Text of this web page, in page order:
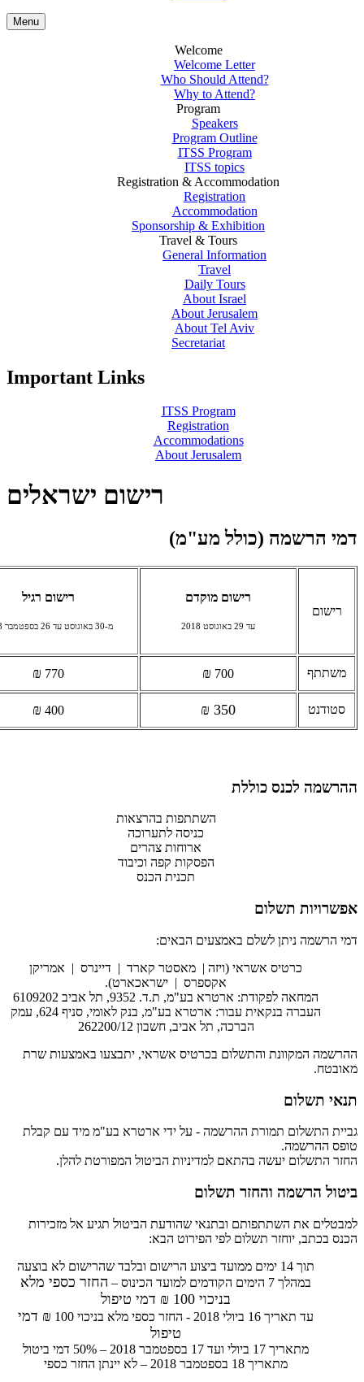
Menu
Welcome
Welcome Letter
Who Should Attend?
Why to Attend?
Program
Speakers
Program Outline
ITSS Program
ITSS topics
Registration & Accommodation
Registration
Accommodation
Sponsorship & Exhibition
Travel & Tours
General Information
Travel
Daily Tours
About Israel
About Jerusalem
About Tel Aviv
Secretariat
Important Links
ITSS Program
Registration
Accommodations
About Jerusalem
רישום ישראלים
דמי הרשמה (כולל מע"מ)
רישום
רישום מוקדם
עד 29 באוגוסט 2018
רישום רגיל
מ-30 באוגוסט עד 26 בספטמבר 2018
משתתף 700
₪
770
₪
סטודנט 350 ₪
400
₪
ההרשמה לכנס כוללת
השתתפות בהרצאות
כניסה לתערוכה
ארוחות צהרים
הפסקות קפה וכיבוד
תכנית הכנס
אפשרויות תשלום
דמי הרשמה ניתן לשלם באמצעים הבאים:
כרטיס אשראי (ויזה | מאסטר קארד | דיינרס | אמריקן
אקספרס | ישראכארט).
המחאה לפקודת: ארטרא בע"מ, ת.ד. 9352, תל אביב 6109202
העברה בנקאית עבור: ארטרא בע"מ, בנק לאומי, סניף 624, עמק
הברכה, תל אביב, חשבון 262200/12
ההרשמה המקוונת והתשלום בכרטיס אשראי, יתבצעו באמצעות שרת
מאובטח.
תנאי תשלום
גביית התשלום תמורת ההרשמה - על ידי ארטרא בע"מ מיד עם קבלת
טופס ההרשמה.
החזר התשלום יעשה בהתאם למדיניות הביטול המפורטת להלן.
ביטול הרשמה והחזר תשלום
למבטלים את השתתפותם ובתנאי שהודעת הביטול תגיע אל מזכירות
הכנס בכתב, יוחזר תשלום לפי הפירוט הבא:
תוך 14 ימים ממועד ביצוע הרישום ובלבד שהרישום לא בוצעה
במהלך 7 הימים הקודמים למועד הכינוס –
החזר כספי מלא
בניכוי 100
₪ דמי טיפול
עד תאריך 16 ביולי 2018 - החזר כספי מלא בניכוי 100
₪ דמי
טיפול
מתאריך 17 ביולי ועד 17 בספטמבר 2018 – 50% דמי ביטול
מתאריך 18 בספטמבר 2018 – לא יינתן החזר כספי